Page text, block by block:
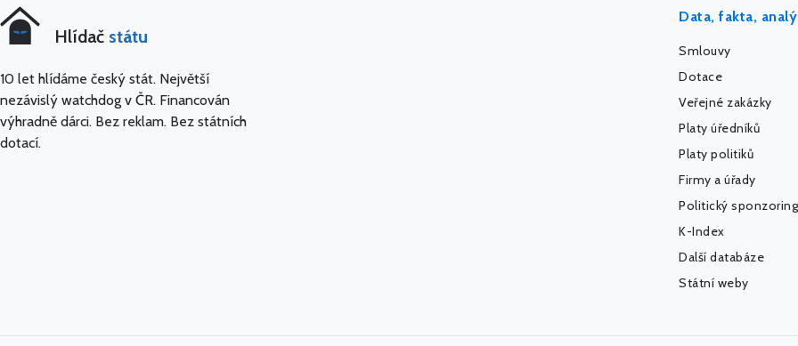
Hlídač státu
10 let hlídáme český stát. Největší
nezávislý watchdog v ČR. Financován
výhradně dárci. Bez reklam. Bez státních
dotací.
Data, fakta,
Smlouvy
Dotace
Veřejné zakázky
Platy úředníků
Platy politiků
Firmy a úřady
Politický sponzoring
K-Index
Další databáze
Státní weby